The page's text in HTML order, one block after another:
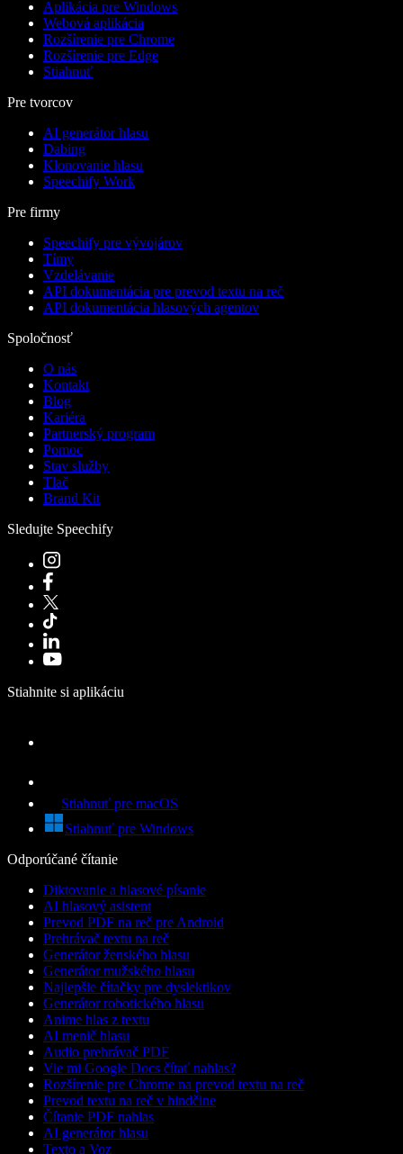
Aplikácia pre Windows
Webová aplikácia
Rozšírenie pre Chrome
Rozšírenie pre Edge
Stiahnuť
Pre tvorcov
AI generátor hlasu
Dabing
Klonovanie hlasu
Speechify Work
Pre firmy
Speechify pre vývojárov
Tímy
Vzdelávanie
API dokumentácia pre prevod textu na reč
API dokumentácia hlasových agentov
Spoločnosť
O nás
Kontakt
Blog
Kariéra
Partnerský program
Pomoc
Stav služby
Tlač
Brand Kit
Sledujte Speechify
Stiahnite si aplikáciu
Stiahnuť pre macOS
Stiahnuť pre Windows
Odporúčané čítanie
Diktovanie a hlasové písanie
AI hlasový asistent
Prevod PDF na reč pre Android
Prehrávač textu na reč
Generátor ženského hlasu
Generátor mužského hlasu
Najlepšie čítačky pre dyslektikov
Generátor robotického hlasu
Anime hlas z textu
AI menič hlasu
Audio prehrávač PDF
Vie mi Google Docs čítať nahlas?
Rozšírenie pre Chrome na prevod textu na reč
Prevod textu na reč v hindčine
Čítanie PDF nahlas
AI generátor hlasu
Texto a Voz